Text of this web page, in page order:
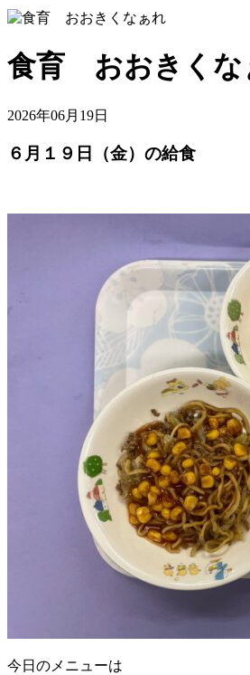
食育 おおきくな
2026年06月19日
６月１９日（金）の給食
今日のメニューは